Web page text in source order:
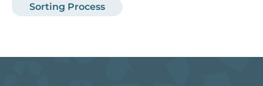
Sorting Process